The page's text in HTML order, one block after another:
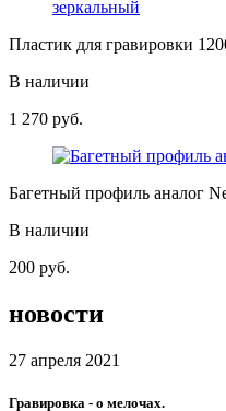
Пластик для гравировки
В наличии
1 270 руб.
Багетный профиль аналог
В наличии
200 руб.
новости
27 апреля 2021
Гравировка - о мелочах.